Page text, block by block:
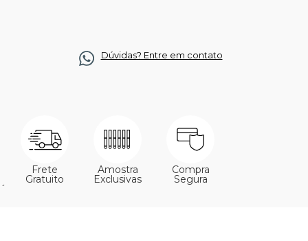
Dúvidas? Entre em contato
Frete
Gratuito
Amostra
Exclusivas
Compra
Segura
´